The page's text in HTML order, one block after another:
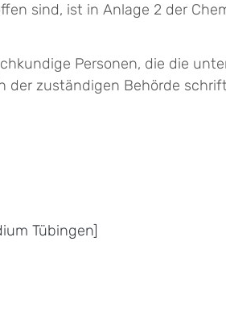
sind, ist in Anlage 2 der
Personen, die die
der zuständigen Behörde
Tübingen]